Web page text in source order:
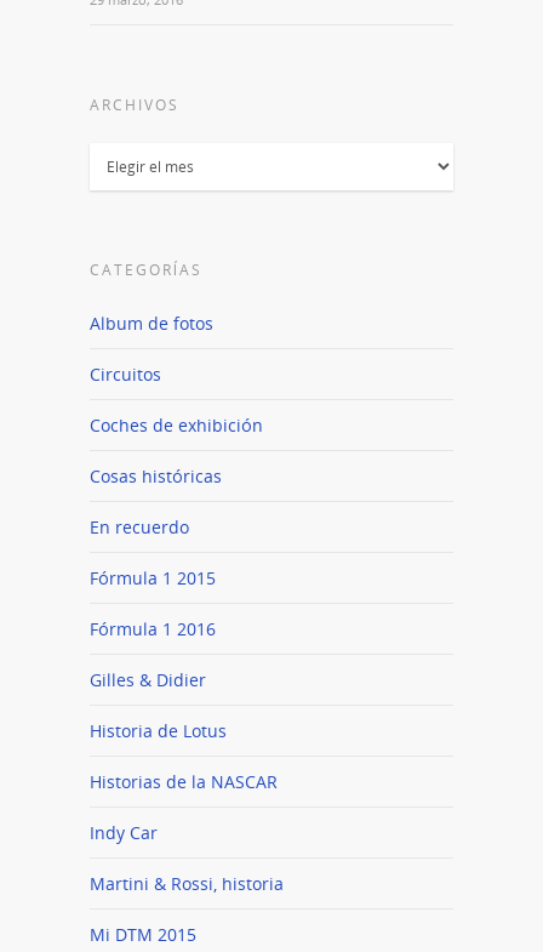
ARCHIVOS
Archivos
CATEGORÍAS
Album de fotos
Circuitos
Coches de exhibición
Cosas históricas
En recuerdo
Fórmula 1 2015
Fórmula 1 2016
Gilles & Didier
Historia de Lotus
Historias de la NASCAR
Indy Car
Martini & Rossi, historia
Mi DTM 2015